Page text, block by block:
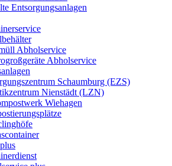
Entsorgungsanlagen
Abholservice
Abholservice
Schaumburg (EZS)
Nienstädt (LZN)
Wiehagen